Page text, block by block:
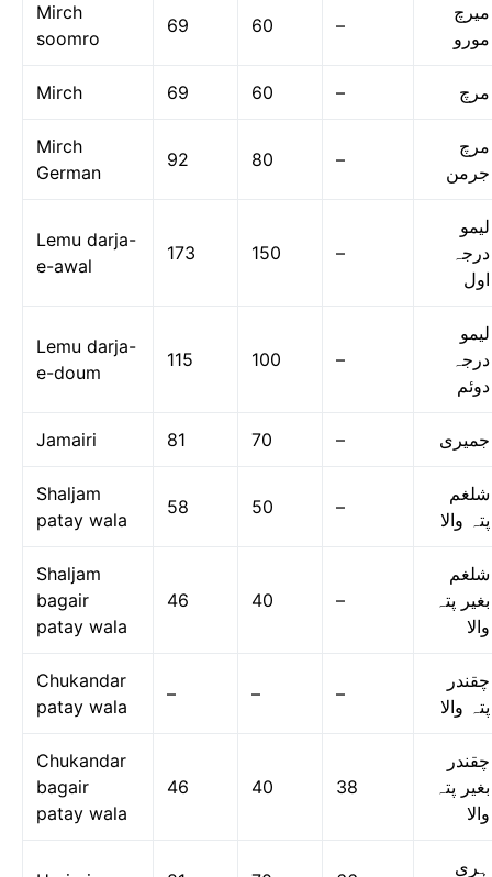
Mirch
soomro
69 60 –
میرچ
مورو
Mirch 69 60 – مرچ
Mirch
German
92 80 –
مرچ
جرمن
Lemu darja-
e-awal
173 150 –
لیمو
درجہ
اول
Lemu darja-
e-doum
115 100 –
لیمو
درجہ
دوئم
Jamairi 81 70 – جمیری
Shaljam
patay wala
58 50 –
شلغم
پتہ والا
Shaljam
bagair
patay wala
46 40 –
شلغم
بغیر پتہ
والا
Chukandar
patay wala
– – –
چقندر
پتہ والا
Chukandar
bagair
patay wala
46 40 38
چقندر
بغیر پتہ
والا
ہری